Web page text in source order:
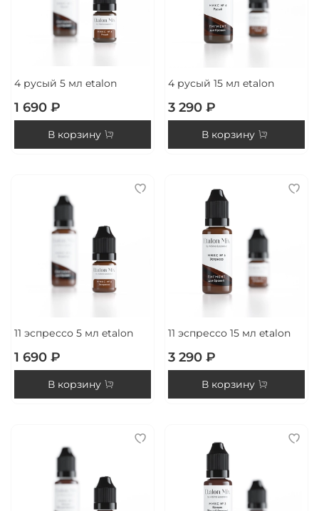
4 русый 5 мл etalon
1 690 ₽
В корзину
4 русый 15 мл etalon
3 290 ₽
В корзину
11 эспрессо 5 мл etalon
1 690 ₽
В корзину
11 эспрессо 15 мл etalon
3 290 ₽
В корзину